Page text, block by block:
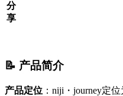
分
享
📝 产品简介
产品定位 ：niji・journey定位